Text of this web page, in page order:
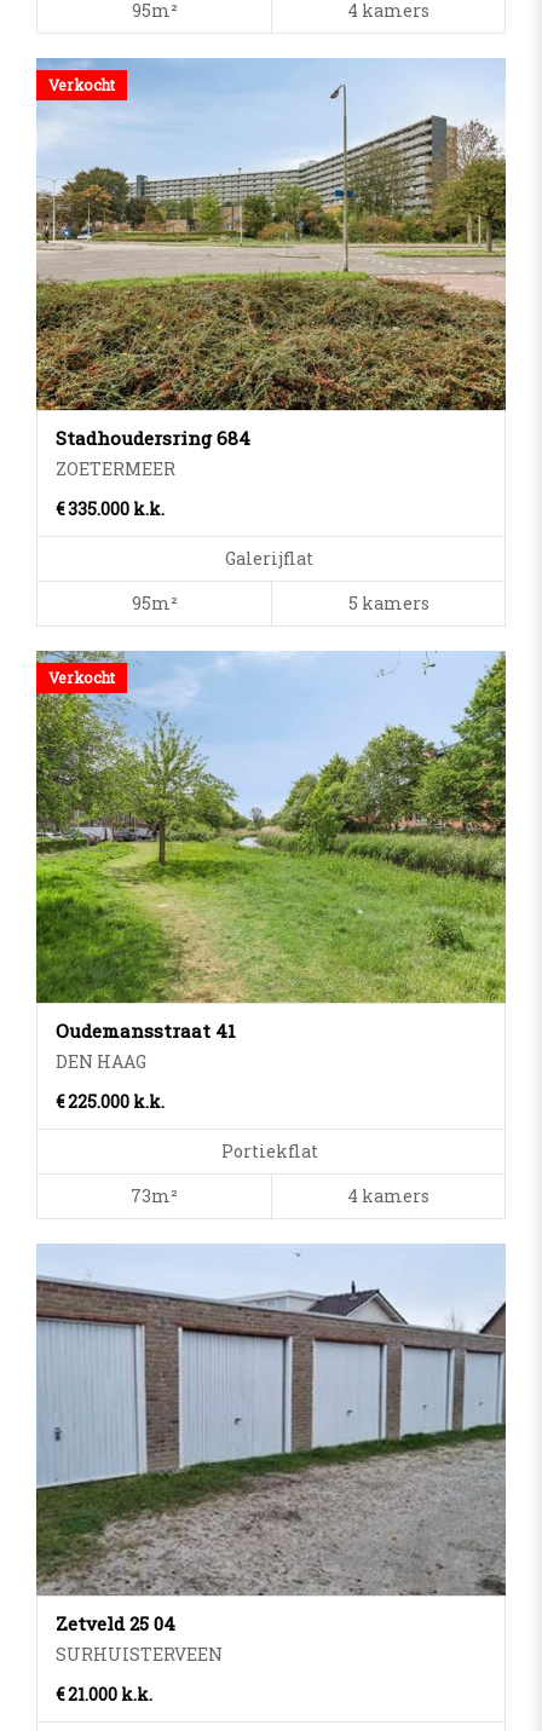
95m² 4 kamers
Verkocht
Stadhoudersring 684
ZOETERMEER
€ 335.000 k.k.
Galerijflat
95m²
5 kamers
Verkocht
Oudemansstraat 41
DEN HAAG
€ 225.000 k.k.
Portiekflat
73m²
4 kamers
Zetveld 25 04
SURHUISTERVEEN
€ 21.000 k.k.